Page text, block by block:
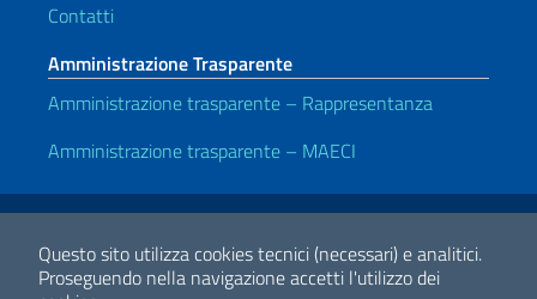
Questo sito utilizza cookies tecnici (necessari) e analitici.
Proseguendo nella navigazione accetti l'utilizzo dei
Contatti
Amministrazione Trasparente
Amministrazione trasparente – Rappresentanza
Amministrazione trasparente – MAECI
Link Utili